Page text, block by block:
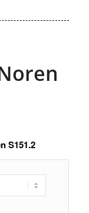
S151.2